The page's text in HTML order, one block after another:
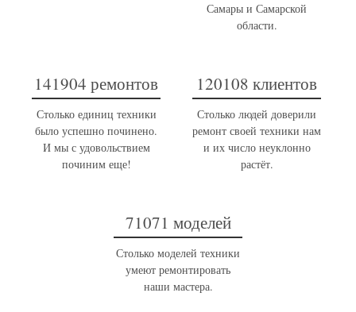
Самары и Самарской
области.
141904 ремонтов
Столько единиц техники
было успешно починено.
И мы с удовольствием
починим еще!
120108 клиентов
Столько людей доверили
ремонт своей техники нам
и их число неуклонно
растёт.
71071 моделей
Столько моделей техники
умеют ремонтировать
наши мастера.